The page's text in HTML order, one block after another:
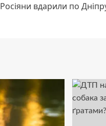
Росіяни вдарили по